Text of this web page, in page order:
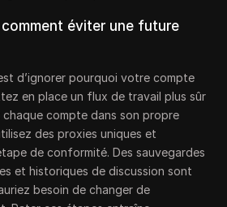
éviter une future
d’ignorer pourquoi votre compte
en place un flux de travail plus sûr
compte dans son propre
des proxies uniques et
de conformité. Des sauvegardes
et historiques de discussion sont
besoin de changer de